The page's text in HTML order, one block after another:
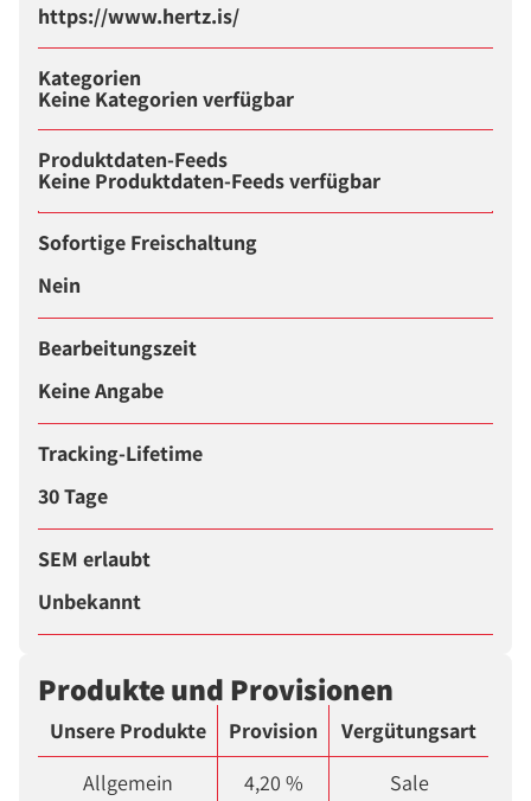
https://www.hertz.is/
Kategorien
Keine Kategorien verfügbar
Produktdaten-Feeds
Keine Produktdaten-Feeds verfügbar
Sofortige Freischaltung
Nein
Bearbeitungszeit
Keine Angabe
Tracking-Lifetime
30 Tage
SEM erlaubt
Unbekannt
Produkte und Provisionen
Unsere Produkte Provision
Vergütungsart
Allgemein
4,20 % Sale